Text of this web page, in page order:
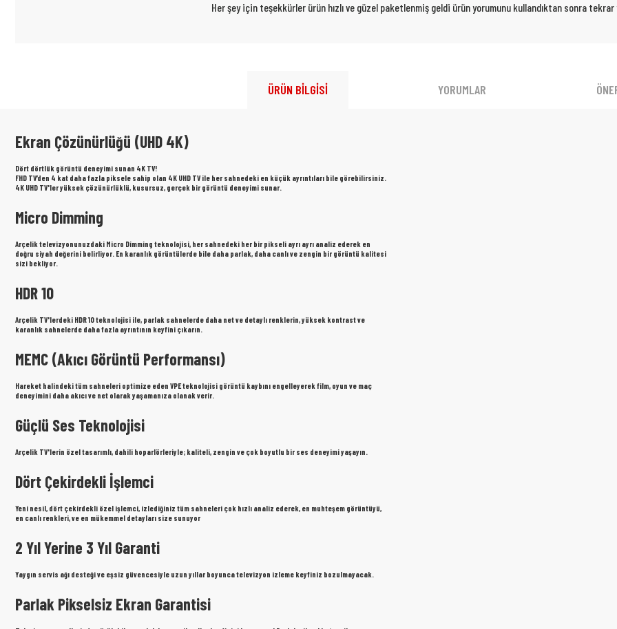
Her şey için teşekkürler ürün hızlı ve güzel paketlenmiş geldi ürün yorumunu kullandıktan sonra tekrar
ÜRÜN BİLGİSİ YORUMLAR
Ekran Çözünürlüğü (UHD 4K)
Dört dörtlük görüntü deneyimi sunan 4K TV!
FHD TV’den 4 kat daha fazla piksele sahip olan 4K UHD TV ile her sahnedeki en küçük ayrıntıları bile görebilirsiniz.
4K UHD TV'ler yüksek çözünürlüklü, kusursuz, gerçek bir görüntü deneyimi sunar.
Micro Dimming
Arçelik televizyonunuzdaki Micro Dimming teknolojisi, her sahnedeki her bir pikseli ayrı ayrı analiz ederek en
doğru siyah değerini belirliyor. En karanlık görüntülerde bile daha parlak, daha canlı ve zengin bir görüntü kalitesi
sizi bekliyor.
HDR 10
Arçelik TV'lerdeki HDR 10 teknolojisi ile, parlak sahnelerde daha net ve detaylı renklerin, yüksek kontrast ve
karanlık sahnelerde daha fazla ayrıntının keyfini çıkarın.
MEMC (Akıcı Görüntü Performansı)
Hareket halindeki tüm sahneleri optimize eden VPE teknolojisi görüntü kaybını engelleyerek film, oyun ve maç
deneyimini daha akıcı ve net olarak yaşamanıza olanak verir.
Güçlü Ses Teknolojisi
Arçelik TV'lerin özel tasarımlı, dahili hoparlörleriyle; kaliteli, zengin ve çok boyutlu bir ses deneyimi yaşayın.
Dört Çekirdekli İşlemci
Yeni nesil, dört çekirdekli özel işlemci, izlediğiniz tüm sahneleri çok hızlı analiz ederek, en muhteşem görüntüyü,
en canlı renkleri, ve en mükemmel detayları size sunuyor
2 Yıl Yerine 3 Yıl Garanti
Yaygın servis ağı desteği ve eşsiz güvencesiyle uzun yıllar boyunca televizyon izleme keyfiniz bozulmayacak.
Parlak Pikselsiz Ekran Garantisi